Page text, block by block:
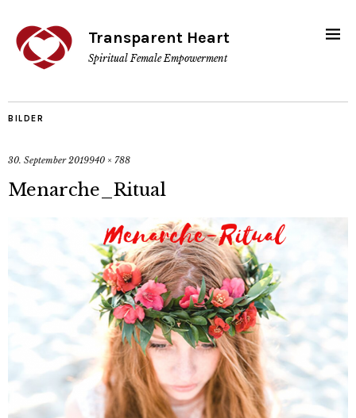
Transparent Heart
Spiritual Female Empowerment
BILDER
30. September 2019940 × 788
Menarche_Ritual